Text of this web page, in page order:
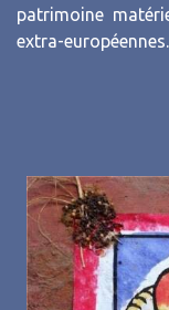
patrimoine
extra-européennes.